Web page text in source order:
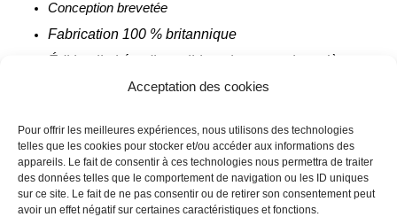
Acceptation des cookies
Pour offrir les meilleures expériences, nous utilisons des technologies
telles que les cookies pour stocker et/ou accéder aux informations des
appareils. Le fait de consentir à ces technologies nous permettra de traiter
des données telles que le comportement de navigation ou les ID uniques
sur ce site. Le fait de ne pas consentir ou de retirer son consentement peut
avoir un effet négatif sur certaines caractéristiques et fonctions.
Conception brevetée
Fabrication 100 % britannique
Édition limitée, disponible uniquement jusqu’à
épuisement des stocks
TAILLE
2XS XS S M L XL 2XL
QUANTITÉ
DE
GENOUILLÈRES